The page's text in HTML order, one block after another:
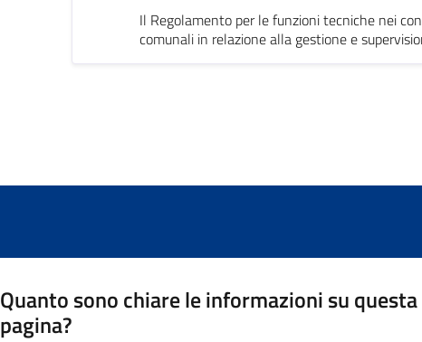
Il Regolamento per le funzioni tecniche nei
comunali in relazione alla gestione e
Quanto sono chiare le informazioni su questa
pagina?